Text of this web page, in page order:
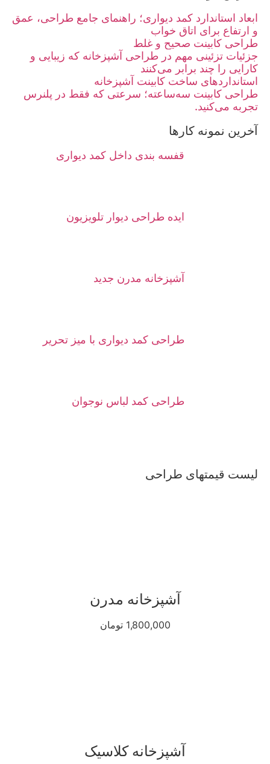
ابعاد استاندارد کمد دیواری؛ راهنمای جامع طراحی، عمق
و ارتفاع برای اتاق خواب
طراحی کابینت صحیح و غلط
جزئیات تزئینی مهم در طراحی آشپزخانه که زیبایی و
کارایی را چند برابر می‌کنند
استانداردهای ساخت کابینت آشپزخانه
طراحی کابینت سه‌ساعته؛ سرعتی که فقط در پلنرس
تجربه می‌کنید.
آخرین نمونه کارها
قفسه بندی داخل کمد دیواری
ایده طراحی دیوار تلویزیون
آشپزخانه مدرن جدید
طراحی کمد دیواری با میز تحریر
طراحی کمد لباس نوجوان
لیست قیمتهای طراحی
آشپزخانه مدرن
1,800,000 تومان
آشپزخانه کلاسیک